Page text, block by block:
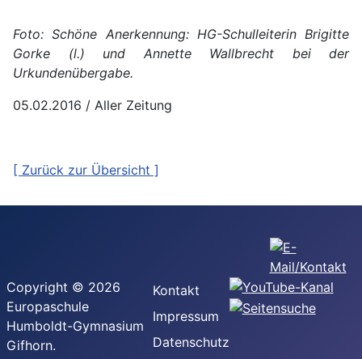
Foto: Schöne Anerkennung: HG-Schulleiterin Brigitte
Gorke (l.) und Annette Wallbrecht bei der
Urkundenübergabe.
05.02.2016 / Aller Zeitung
[ Zurück zur Übersicht ]
Copyright © 2026
Europaschule
Humboldt-Gymnasium
Gifhorn.
Kontakt
Impressum
Datenschutz